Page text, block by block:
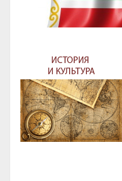
ГЛАВА И